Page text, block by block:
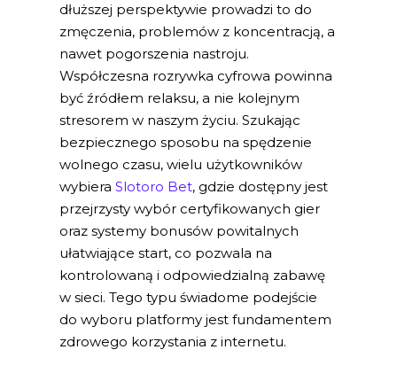
dłuższej perspektywie prowadzi to do
zmęczenia, problemów z koncentracją, a
nawet pogorszenia nastroju.
Współczesna rozrywka cyfrowa powinna
być źródłem relaksu, a nie kolejnym
stresorem w naszym życiu. Szukając
bezpiecznego sposobu na spędzenie
wolnego czasu, wielu użytkowników
wybiera Slotoro Bet, gdzie dostępny jest
przejrzysty wybór certyfikowanych gier
oraz systemy bonusów powitalnych
ułatwiające start, co pozwala na
kontrolowaną i odpowiedzialną zabawę
w sieci. Tego typu świadome podejście
do wyboru platformy jest fundamentem
zdrowego korzystania z internetu.